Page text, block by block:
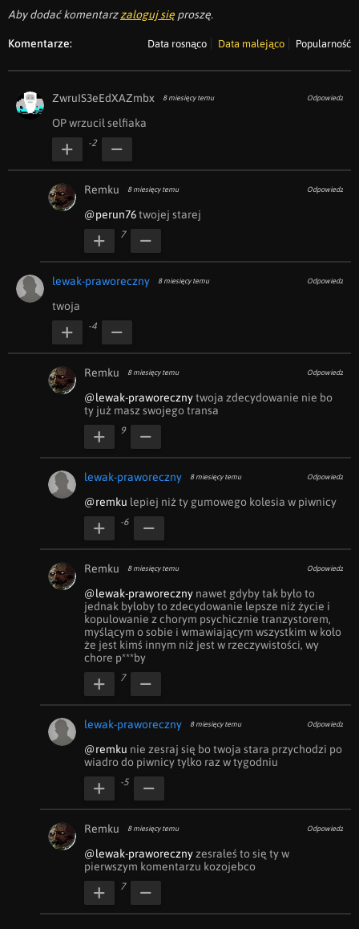
Aby dodać komentarzzaloguj się proszę.
Komentarze: Data rosnąco Data malejąco Popularność
ZwruIS3eEdXAZmbx 8 miesięcy temu Odpowiedz
OP wrzucił selfiaka
-2
Remku 8 miesięcy temu Odpowiedz
@perun76 twojej starej
7
lewak-praworeczny 8 miesięcy temu Odpowiedz
twoja
-4
Remku 8 miesięcy temu Odpowiedz
@lewak-praworeczny twoja zdecydowanie nie bo
ty już masz swojego transa
9
lewak-praworeczny 8 miesięcy temu Odpowiedz
@remku lepiej niż ty gumowego kolesia w piwnicy
-6
Remku 8 miesięcy temu Odpowiedz
@lewak-praworeczny nawet gdyby tak było to
jednak byłoby to zdecydowanie lepsze niż życie i
kopulowanie z chorym psychicznie tranzystorem,
myślącym o sobie i wmawiającym wszystkim w koło
że jest kimś innym niż jest w rzeczywistości, wy
chore p***by
7
lewak-praworeczny 8 miesięcy temu Odpowiedz
@remku nie zesraj się bo twoja stara przychodzi po
wiadro do piwnicy tylko raz w tygodniu
-5
Remku 8 miesięcy temu Odpowiedz
@lewak-praworeczny zesrałeś to się ty w
pierwszym komentarzu kozojebco
7